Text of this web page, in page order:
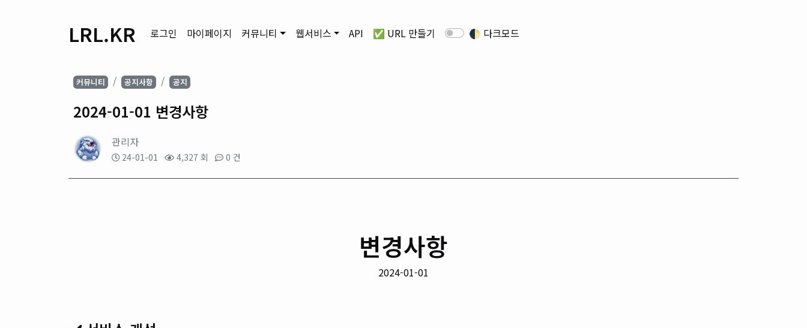
LRL.KR 로그인 마이페이지 커뮤니티 웹서비스 API ✅ URL 만들기 🌓 다크모드
커뮤니티 공지사항 공지
2024-01-01 변경사항
관리자
24-01-01 4,327 회 0 건
변경사항
2024-01-01